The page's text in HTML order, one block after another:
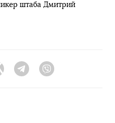
штаба Дмитрий
Twitter Telegram